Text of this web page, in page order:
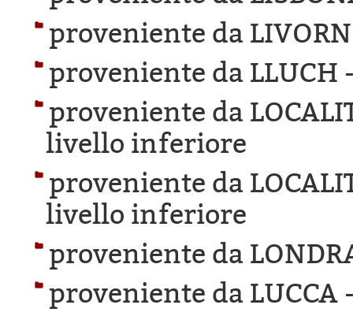
proveniente da
proveniente da LLUCH
proveniente da
livello inferiore
proveniente da
livello inferiore
proveniente da
proveniente da LUCCA